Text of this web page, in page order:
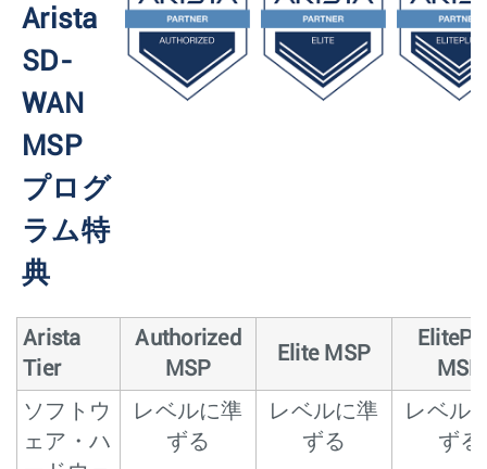
Arista
SD-
WAN
MSP
プログ
ラム特
典
Arista
Tier
Authorized
MSP
Elite MSP
MSP
ソフトウ
ェア・ハ
レベルに準
ずる
レベルに準
ずる
レベル
ずる